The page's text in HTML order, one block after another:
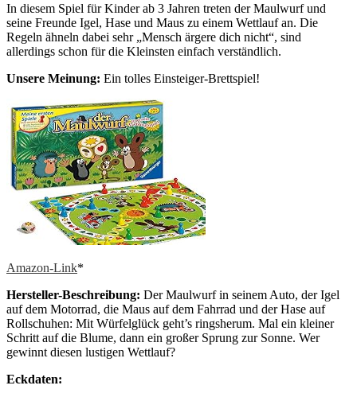
In diesem Spiel für Kinder ab 3 Jahren treten der Maulwurf und
seine Freunde Igel, Hase und Maus zu einem Wettlauf an. Die
Regeln ähneln dabei sehr „Mensch ärgere dich nicht“, sind
allerdings schon für die Kleinsten einfach verständlich.
Unsere Meinung: Ein tolles Einsteiger-Brettspiel!
Amazon-Link*
Hersteller-Beschreibung: Der Maulwurf in seinem Auto, der Igel
auf dem Motorrad, die Maus auf dem Fahrrad und der Hase auf
Rollschuhen: Mit Würfelglück geht’s ringsherum. Mal ein kleiner
Schritt auf die Blume, dann ein großer Sprung zur Sonne. Wer
gewinnt diesen lustigen Wettlauf?
Eckdaten: